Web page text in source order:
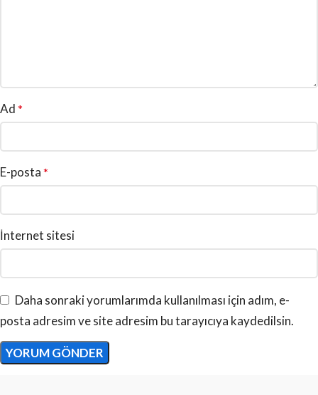
Ad *
E-posta *
İnternet sitesi
Daha sonraki yorumlarımda kullanılması için adım, e-
posta adresim ve site adresim bu tarayıcıya kaydedilsin.